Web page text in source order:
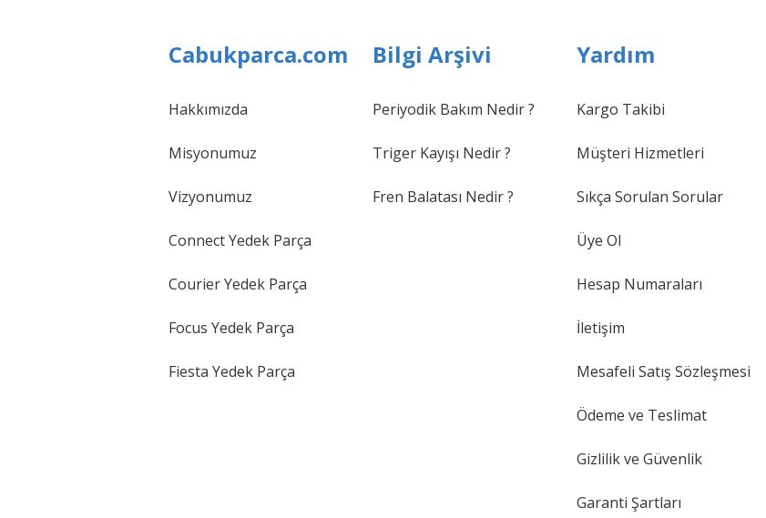
Cabukparca.com
Hakkımızda
Misyonumuz
Vizyonumuz
Connect Yedek Parça
Courier Yedek Parça
Focus Yedek Parça
Fiesta Yedek Parça
Bilgi Arşivi
Periyodik Bakım Nedir ?
Triger Kayışı Nedir ?
Fren Balatası Nedir ?
Yardım
Kargo Takibi
Müşteri Hizmetleri
Sıkça Sorulan Sorular
Üye Ol
Hesap Numaraları
İletişim
Mesafeli Satış Sözleşmesi
Ödeme ve Teslimat
Gizlilik ve Güvenlik
Garanti Şartları